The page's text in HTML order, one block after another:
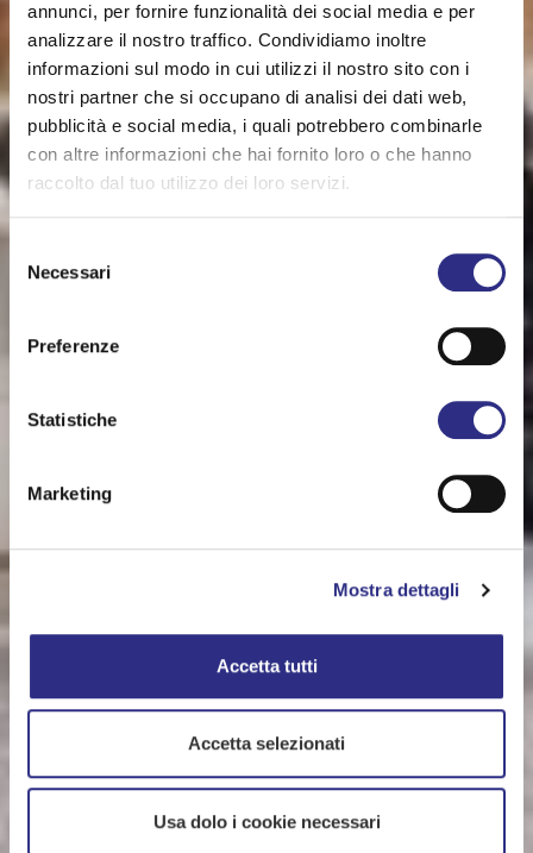
annunci, per fornire funzionalità dei social media e per
analizzare il nostro traffico. Condividiamo inoltre
informazioni sul modo in cui utilizzi il nostro sito con i
nostri partner che si occupano di analisi dei dati web,
pubblicità e social media, i quali potrebbero combinarle
con altre informazioni che hai fornito loro o che hanno
raccolto dal tuo utilizzo dei loro servizi.
delNecessari
Preferenze
Statistiche
Marketing
Mostra dettagli
Accetta tutti
Accetta selezionati
Usa dolo i cookie necessari